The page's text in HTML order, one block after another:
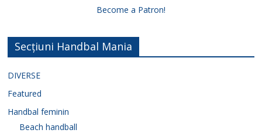
Become a Patron!
Secțiuni Handbal Mania
DIVERSE
Featured
Handbal feminin
Beach handball